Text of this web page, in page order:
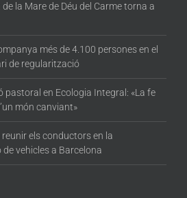
la Mare de Déu del Carme torna a
més de 4.100 persones en el
de regularització
pastoral en Ecologia Integral: «La fe
món canviant»
els conductors en la
vehicles a Barcelona